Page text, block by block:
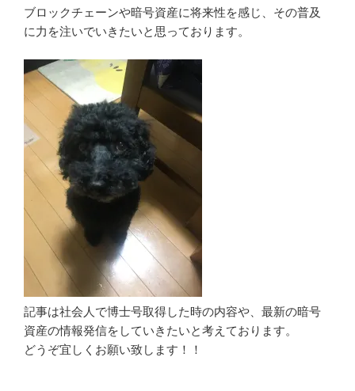
ブロックチェーンや暗号資産に将来性を感じ、その普及
に力を注いでいきたいと思っております。
記事は社会人で博士号取得した時の内容や、最新の暗号
資産の情報発信をしていきたいと考えております。
どうぞ宜しくお願い致します！！